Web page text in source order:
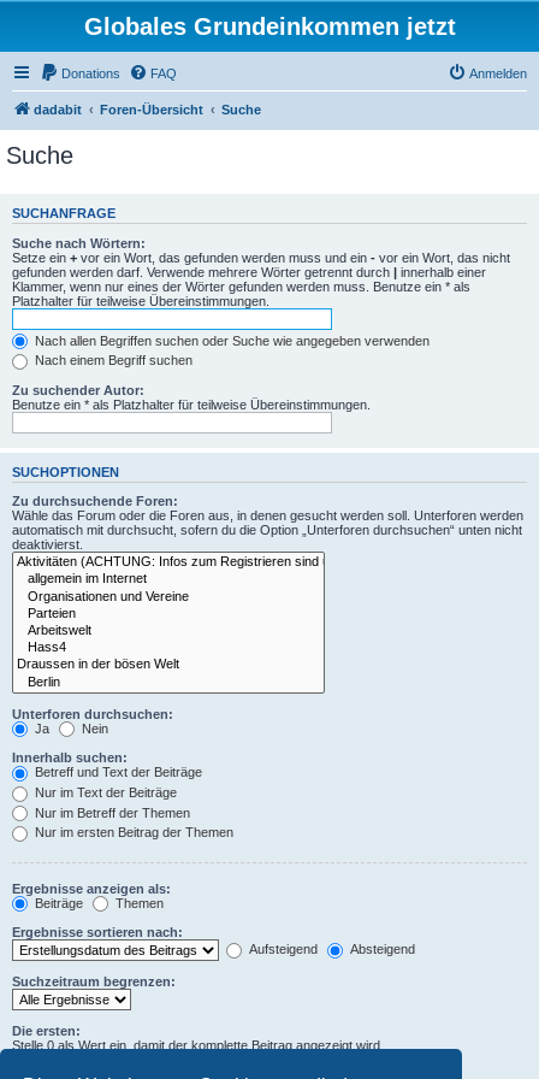
Globales Grundeinkommen jetzt
Donations FAQ Anmelden
dadabit Foren-Übersicht Suche
Suche
SUCHANFRAGE
Suche nach Wörtern:
Setze ein + vor ein Wort, das gefunden werden muss und ein - vor ein Wort, das nicht
gefunden werden darf. Verwende mehrere Wörter getrennt durch | innerhalb einer
Klammer, wenn nur eines der Wörter gefunden werden muss. Benutze ein * als
Platzhalter für teilweise Übereinstimmungen.
Nach allen Begriffen suchen oder Suche wie angegeben verwenden
Nach einem Begriff suchen
Zu suchender Autor:
Benutze ein * als Platzhalter für teilweise Übereinstimmungen.
SUCHOPTIONEN
Zu durchsuchende Foren:
Wähle das Forum oder die Foren aus, in denen gesucht werden soll. Unterforen werden
automatisch mit durchsucht, sofern du die Option „Unterforen durchsuchen“ unten nicht
deaktivierst.
Unterforen durchsuchen:
Ja
Nein
Innerhalb suchen:
Betreff und Text der Beiträge
Nur im Text der Beiträge
Nur im Betreff der Themen
Nur im ersten Beitrag der Themen
Ergebnisse anzeigen als:
Beiträge
Themen
Ergebnisse sortieren nach:
Aufsteigend
Absteigend
Suchzeitraum begrenzen:
Die ersten:
Stelle 0 als Wert ein, damit der komplette Beitrag angezeigt wird.